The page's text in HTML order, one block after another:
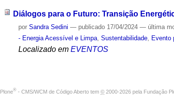
Diálogos para o Futuro: Transição
porSandra Sedini — publicado 17/04/2024— última
- Energia Acessível e Limpa ,Sustentabilidade Evento
Localizado em EVENTOS
Plone® - CMS/WCM de Código Aberto tem © 2000-2026 pela Fundação